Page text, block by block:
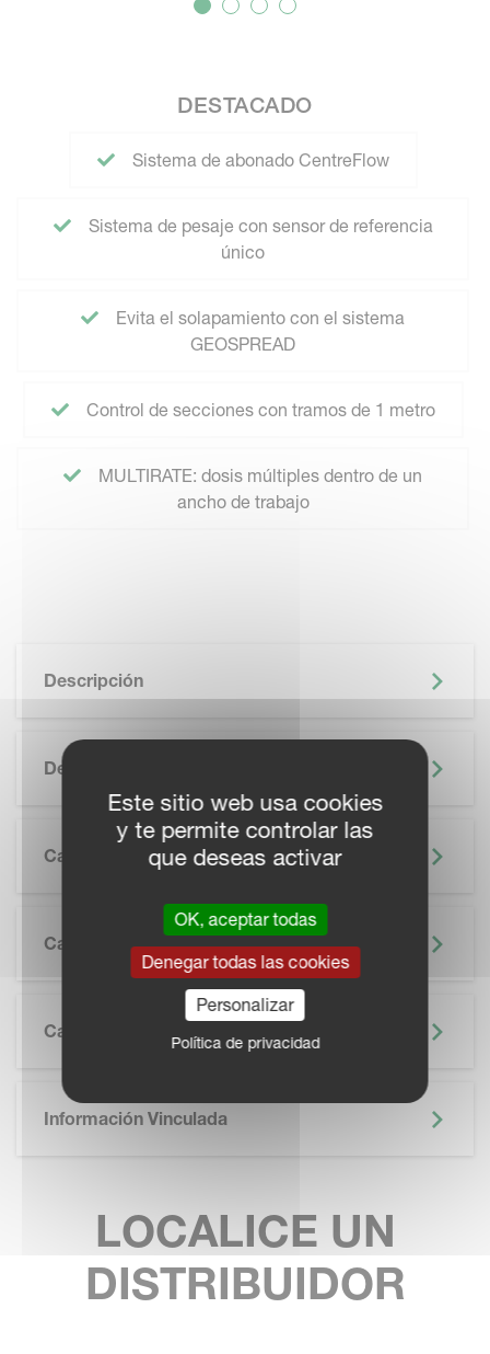
DESTACADO
Sistema de abonado CentreFlow
Sistema de pesaje con sensor de referencia
único
Evita el solapamiento con el sistema
GEOSPREAD
Control de secciones con tramos de 1 metro
MULTIRATE: dosis múltiples dentro de un
ancho de trabajo
Descripción
Destacado
Características
Catálogo
Características Técnicas
Información Vinculada
LOCALICE UN
DISTRIBUIDOR
Este sitio web usa cookies
y te permite controlar las
que deseas activar
OK, aceptar todas
Denegar todas las cookies
Personalizar
Política de privacidad